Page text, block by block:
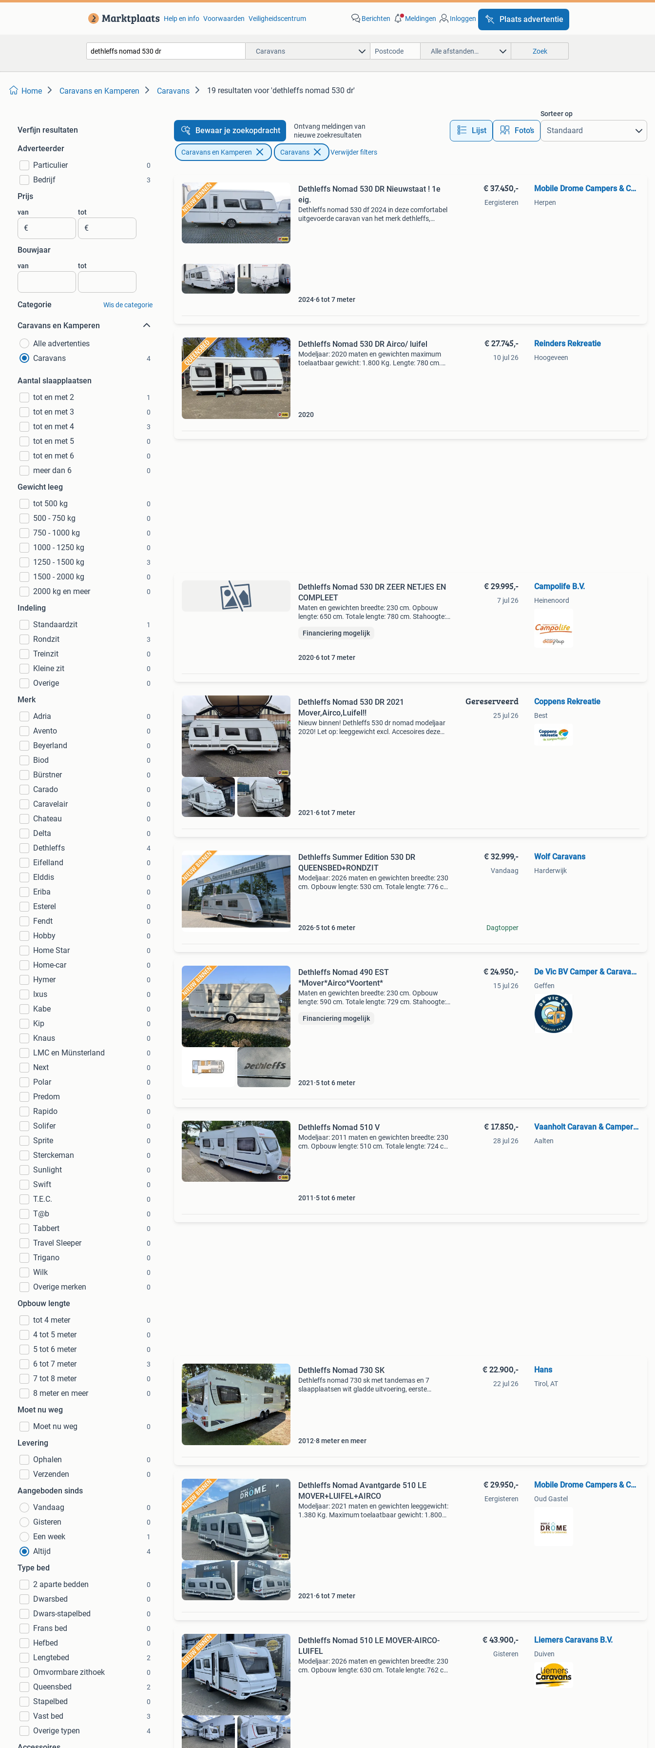
Help en info Voorwaarden Veiligheidscentrum Berichten Meldingen Inloggen Plaats advertentie
Caravans Alle afstanden… Zoek
Home Caravans en Kamperen Caravans 19 resultaten voor 'dethleffs nomad 530 dr'
Verfijn resultaten
Adverteerder
Particulier
0
Bedrijf 3
Prijs
van
€
tot
€
Bouwjaar
van tot
Categorie Wis de categorie
Caravans en Kamperen
Alle advertenties
Caravans
4
Aantal slaapplaatsen
tot en met 2
1
tot en met 3 0
tot en met 4 3
tot en met 5 0
tot en met 6 0
meer dan 6 0
Gewicht leeg
tot 500 kg
0
500 - 750 kg 0
750 - 1000 kg 0
1000 - 1250 kg 0
1250 - 1500 kg 3
1500 - 2000 kg 0
2000 kg en meer 0
Indeling
Standaardzit
1
Rondzit 3
Treinzit 0
Kleine zit 0
Overige 0
Merk
Adria
0
Avento 0
Beyerland 0
Biod 0
Bürstner 0
Carado 0
Caravelair 0
Chateau 0
Delta 0
Dethleffs 4
Eifelland 0
Elddis 0
Eriba 0
Esterel 0
Fendt 0
Hobby 0
Home Star 0
Home-car 0
Hymer 0
Ixus 0
Kabe 0
Kip 0
Knaus 0
LMC en Münsterland 0
Next 0
Polar 0
Predom 0
Rapido 0
Solifer 0
Sprite 0
Sterckeman 0
Sunlight 0
Swift 0
T.E.C. 0
T@b 0
Tabbert 0
Travel Sleeper 0
Trigano 0
Wilk 0
Overige merken 0
Opbouw lengte
tot 4 meter
0
4 tot 5 meter 0
5 tot 6 meter 0
6 tot 7 meter 3
7 tot 8 meter 0
8 meter en meer 0
Moet nu weg
Moet nu weg
0
Levering
Ophalen
0
Verzenden 0
Aangeboden sinds
Vandaag
0
Gisteren 0
Een week 1
Altijd 4
Type bed
2 aparte bedden
0
Dwarsbed 0
Dwars-stapelbed 0
Frans bed 0
Hefbed 0
Lengtebed 2
Omvormbare zithoek 0
Queensbed 2
Stapelbed 0
Vast bed 3
Overige typen 4
Bewaar je zoekopdracht
Ontvang meldingen van
nieuwe zoekresultaten
Lijst Foto’s
Sorteer op
Caravans en Kamperen Caravans Verwijder filters
Dethleffs Nomad 530 DR Nieuwstaat ! 1e
eig.
Dethleffs nomad 530 df 2024 in deze comfortabel
uitgevoerde caravan van het merk dethleffs,
2024 6 tot 7 meter
€ 37.450,-
Eergisteren
Mobile Drome Campers & Caravans Herpen
Herpen
Dethleffs Nomad 530 DR Airco/ luifel
Modeljaar: 2020 maten en gewichten maximum
toelaatbaar gewicht: 1.800 Kg. Lengte: 780 cm.
2020
€ 27.745,-
10 jul 26
Reinders Rekreatie
Hoogeveen
Dethleffs Nomad 530 DR ZEER NETJES EN
COMPLEET
Maten en gewichten breedte: 230 cm. Opbouw
lengte: 650 cm. Totale lengte: 780 cm. Stahoogte:
1350 kg. Maximaal gewicht: 1800 kg.
Financiering mogelijk
2020 6 tot 7 meter
€ 29.995,-
7 jul 26
Campolife B.V.
Heinenoord
Dethleffs Nomad 530 DR 2021
Mover,Airco,Luifel!!
Nieuw binnen! Dethleffs 530 dr nomad modeljaar
2020! Let op: leeggewicht excl. Accesoires deze
2021 6 tot 7 meter
Gereserveerd
25 jul 26
Coppens Rekreatie
Best
Dethleffs Summer Edition 530 DR
QUEENSBED+RONDZIT
Modeljaar: 2026 maten en gewichten breedte: 230
cm. Opbouw lengte: 530 cm. Totale lengte: 776 cm.
2026 5 tot 6 meter
€ 32.999,-
Vandaag
Dagtopper
Wolf Caravans
Harderwijk
Dethleffs Nomad 490 EST
*Mover*Airco*Voortent*
Maten en gewichten breedte: 230 cm. Opbouw
lengte: 590 cm. Totale lengte: 729 cm. Stahoogte:
1280 kg. Maximaal gewicht: 1800 kg.
Financiering mogelijk
2021 5 tot 6 meter
€ 24.950,-
15 jul 26
De Vic BV Camper & Caravan Service
Geffen
Dethleffs Nomad 510 V
Modeljaar: 2011 maten en gewichten breedte: 230
cm. Opbouw lengte: 510 cm. Totale lengte: 724 cm.
2011 5 tot 6 meter
€ 17.850,-
28 jul 26
Vaanholt Caravan & Camper Service
Aalten
Dethleffs Nomad 730 SK
Dethleffs nomad 730 sk met tandemas en 7
slaapplaatsen wit gladde uitvoering, eerste
2012 8 meter en meer
€ 22.900,-
22 jul 26
Hans
Tirol, AT
Dethleffs Nomad Avantgarde 510 LE
MOVER+LUIFEL+AIRCO
Modeljaar: 2021 maten en gewichten leeggewicht:
1.380 Kg. Maximum toelaatbaar gewicht: 1.800
2021 6 tot 7 meter
€ 29.950,-
Eergisteren
Mobile Drome Campers & Caravans
Oud Gastel
Dethleffs Nomad 510 LE MOVER-AIRCO-
LUIFEL
Modeljaar: 2026 maten en gewichten breedte: 230
cm. Opbouw lengte: 630 cm. Totale lengte: 762 cm.
€ 43.900,-
Gisteren
Liemers Caravans B.V.
Duiven